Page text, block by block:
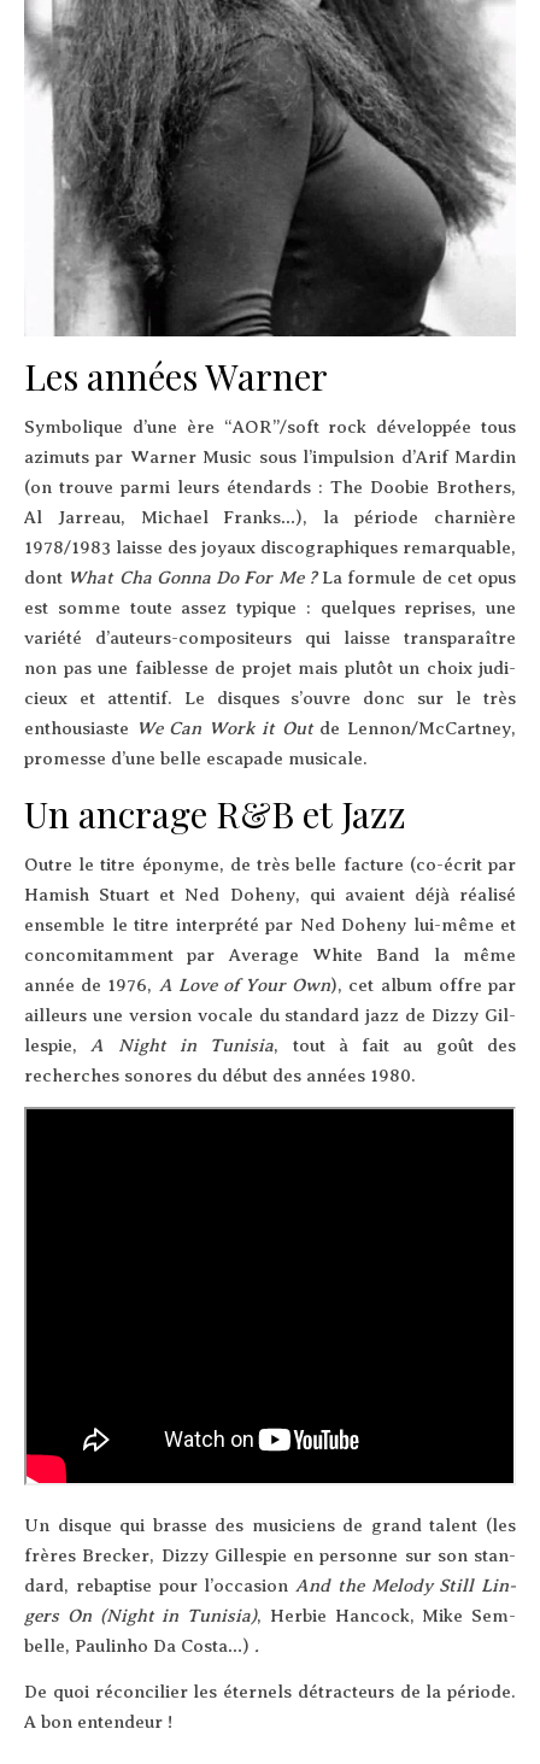
Les années Warner
Sym­bo­lique d’une ère “AOR”/soft rock déve­lop­pée tous
azi­muts par War­ner Music sous l’im­pul­sion d’A­rif Mar­din
(on trouve par­mi leurs éten­dards : The Doo­bie Bro­thers,
Al Jar­reau, Michael Franks…), la période char­nière
1978/1983 laisse des joyaux dis­co­gra­phiques remar­quable,
dont What Cha Gon­na Do For Me ?La for­mule de cet opus
est somme toute assez typique : quelques reprises, une
varié­té d’au­teurs-com­po­si­teurs qui laisse trans­pa­raître
non pas une fai­blesse de pro­jet mais plu­tôt un choix judi­
cieux et atten­tif. Le disques s’ouvre donc sur le très
enthou­siaste
We Can Work it Outde Lennon/McCartney,
pro­messe d’une belle esca­pade musicale.
Un ancrage R&B et Jazz
Outre le titre épo­nyme, de très belle fac­ture (co-écrit par
Hamish Stuart et Ned Dohe­ny, qui avaient déjà réa­li­sé
ensemble le titre inter­pré­té par Ned Dohe­ny lui-même et
conco­mi­tam­ment par Ave­rage White Band la même
année de 1976, A Love of Your Own), cet album offre par
ailleurs une ver­sion vocale du stan­dard jazz de Diz­zy Gil­
les­pie, A Night in Tuni­sia, tout à fait au goût des
recherches sonores du début des années 1980.
Un disque qui brasse des musi­ciens de grand talent (les
frères Bre­cker, Diz­zy Gil­les­pie en per­sonne sur son stan­
dard, rebap­tise pour l’oc­ca­sion And the Melo­dy Still Lin­
gers On (Night in Tuni­sia), Her­bie Han­cock, Mike Sem­
belle, Pau­lin­ho Da Cos­ta…) .
De quoi récon­ci­lier les éter­nels détrac­teurs de la période.
A bon entendeur !